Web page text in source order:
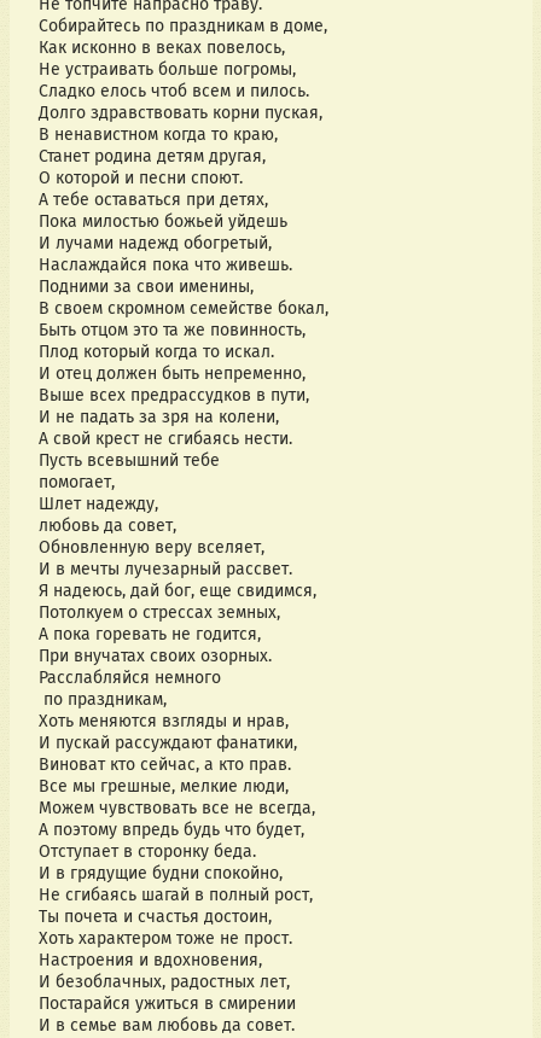
Не топчите напрасно траву.
Собирайтесь по праздникам в доме,
Как исконно в веках повелось,
Не устраивать больше погромы,
Сладко елось чтоб всем и пилось.
Долго здравствовать корни пуская,
В ненавистном когда то краю,
Станет родина детям другая,
О которой и песни споют.
А тебе оставаться при детях,
Пока милостью божьей уйдешь
И лучами надежд обогретый,
Наслаждайся пока что живешь.
Подними за свои именины,
В своем скромном семействе бокал,
Быть отцом это та же повинность,
Плод который когда то искал.
И отец должен быть непременно,
Выше всех предрассудков в пути,
И не падать за зря на колени,
А свой крест не сгибаясь нести.
Пусть всевышний тебе
помогает,
Шлет надежду,
любовь да совет,
Обновленную веру вселяет,
И в мечты лучезарный рассвет.
Я надеюсь, дай бог, еще свидимся,
Потолкуем о стрессах земных,
А пока горевать не годится,
При внучатах своих озорных.
Расслабляйся немного
по праздникам,
Хоть меняются взгляды и нрав,
И пускай рассуждают фанатики,
Виноват кто сейчас, а кто прав.
Все мы грешные, мелкие люди,
Можем чувствовать все не всегда,
А поэтому впредь будь что будет,
Отступает в сторонку беда.
И в грядущие будни спокойно,
Не сгибаясь шагай в полный рост,
Ты почета и счастья достоин,
Хоть характером тоже не прост.
Настроения и вдохновения,
И безоблачных, радостных лет,
Постарайся ужиться в смирении
И в семье вам любовь да совет.